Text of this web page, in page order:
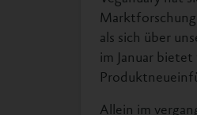
als sich über
im Januar
Allein im